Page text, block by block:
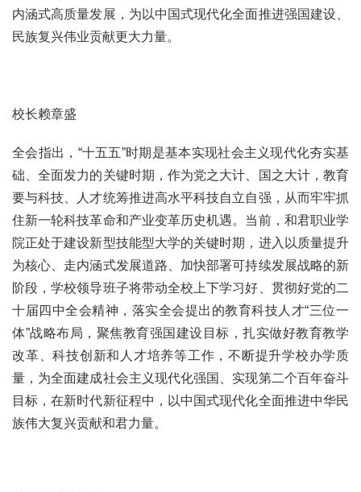
内涵式高质量发展，为以中国式现代化全面推进强国建设、
民族复兴伟业贡献更大力量。
校长赖章盛
全会指出，“十五五”时期是基本实现社会主义现代化夯实基
础、全面发力的关键时期，作为党之大计、国之大计，教育
要与科技、人才统筹推进高水平科技自立自强，从而牢牢抓
住新一轮科技革命和产业变革历史机遇。当前，和君职业学
院正处于建设新型技能型大学的关键时期，进入以质量提升
为核心、走内涵式发展道路、加快部署可持续发展战略的新
阶段，学校领导班子将带动全校上下学习好、贯彻好党的二
十届四中全会精神，落实全会提出的教育科技人才“三位一
体”战略布局，聚焦教育强国建设目标，扎实做好教育教学
改革、科技创新和人才培养等工作，不断提升学校办学质
量，为全面建成社会主义现代化强国、实现第二个百年奋斗
目标，在新时代新征程中，以中国式现代化全面推进中华民
族伟大复兴贡献和君力量。